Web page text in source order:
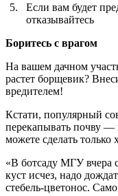
5.
Если вам будет
отказывайтесь
Боритесь с врагом
На вашем дачном
растет борщевик?
вредителем!
Кстати, популярный
перекапывать почву —
можете сделать только
«В ботсаду МГУ вчера
куст исчез, надо
стебель-цветонос.